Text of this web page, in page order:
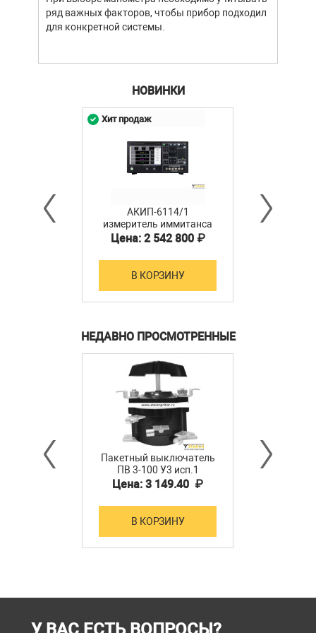
ряд важных факторов, чтобы прибор подходил
для конкретной системы.
НОВИНКИ
АКИП-6114/1
измеритель иммитанса
Цена: 2 542 800 ₽
В КОРЗИНУ
Хит продаж
НЕДАВНО ПРОСМОТРЕННЫЕ
Пакетный выключатель
ПВ 3-100 У3 исп.1
Цена: 3 149.40 ₽
В КОРЗИНУ